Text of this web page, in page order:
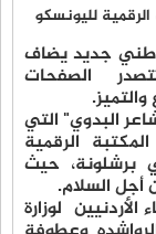
جديد يضاف
الصفحات
والتميز.
البدوي" التي
الرقمية
أقيم في برشلونة، حيث
السلام.
لوزارة